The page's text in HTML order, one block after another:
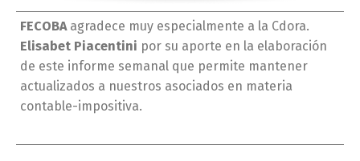
FECOBA agradece muy especialmente a la Cdora.
Elisabet Piacentini por su aporte en la elaboración
de este informe semanal que permite mantener
actualizados a nuestros asociados en materia
contable-impositiva.